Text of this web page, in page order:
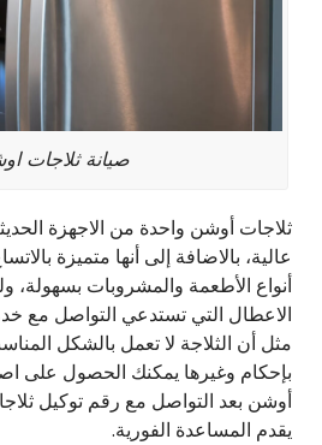
صيانة ثلاجات
ثلاجات أوشن واحدة من الاجهزة
عالية، بالاضافة إلى أنها متميزة
أنواع الأطعمة والمشروبات بسهولة،
الاعطال التي تستدعي التواصل مع
مثل أن الثلاجة لا تعمل بالشكل
بإحكام وغيرها يمكنك الحصول على
أوشن بعد التواصل مع رقم توكيل
يقدم المساعدة الفورية.